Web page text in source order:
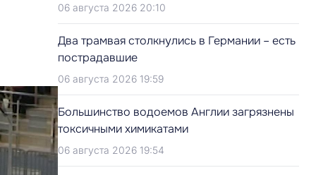
06 августа 2026 20:10
Два трамвая столкнулись в Германии – есть
пострадавшие
06 августа 2026 19:59
Большинство водоемов Англии загрязнены
токсичными химикатами
06 августа 2026 19:54